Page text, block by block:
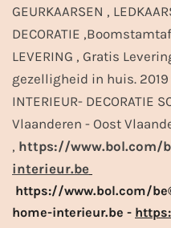
GEURKAARSEN ,
DECORATIE
LEVERING , Gratis
gezelligheid in huis.
INTERIEUR- DECORATIE
Vlaanderen - Oost
, https://www.bol.com/
interieur.be
https://www.bol.com/
home-interieur.be -